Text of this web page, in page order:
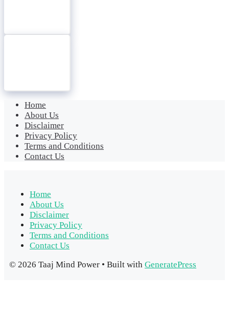
Home
About Us
Disclaimer
Privacy Policy
Terms and Conditions
Contact Us
Home
About Us
Disclaimer
Privacy Policy
Terms and Conditions
Contact Us
© 2026 Taaj Mind Power • Built with GeneratePress